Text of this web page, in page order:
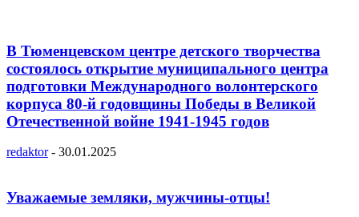
В Тюменцевском центре детского творчества
состоялось открытие муниципального центра
подготовки Международного волонтерского
корпуса 80-й годовщины Победы в Великой
Отечественной войне 1941-1945 годов
redaktor - 30.01.2025
Уважаемые земляки, мужчины-отцы!